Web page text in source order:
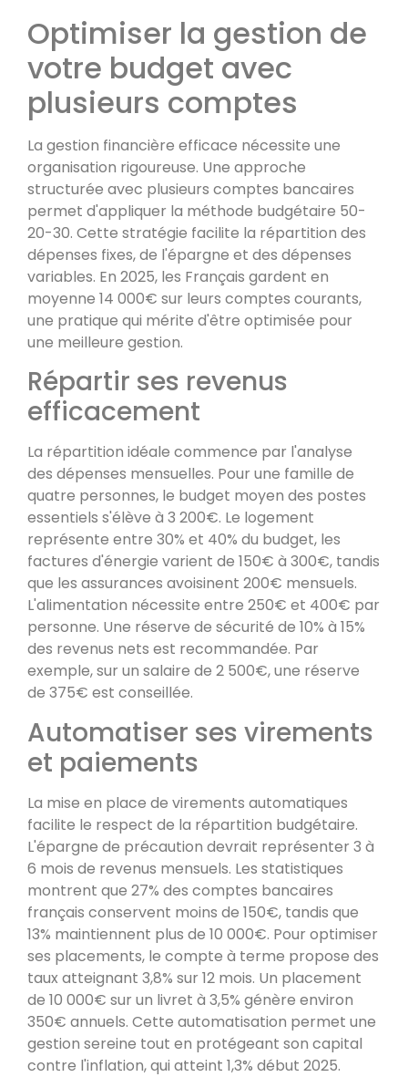
Optimiser la gestion de
votre budget avec
plusieurs comptes
La gestion financière efficace nécessite une
organisation rigoureuse. Une approche
structurée avec plusieurs comptes bancaires
permet d'appliquer la méthode budgétaire 50-
20-30. Cette stratégie facilite la répartition des
dépenses fixes, de l'épargne et des dépenses
variables. En 2025, les Français gardent en
moyenne 14 000€ sur leurs comptes courants,
une pratique qui mérite d'être optimisée pour
une meilleure gestion.
Répartir ses revenus
efficacement
La répartition idéale commence par l'analyse
des dépenses mensuelles. Pour une famille de
quatre personnes, le budget moyen des postes
essentiels s'élève à 3 200€. Le logement
représente entre 30% et 40% du budget, les
factures d'énergie varient de 150€ à 300€, tandis
que les assurances avoisinent 200€ mensuels.
L'alimentation nécessite entre 250€ et 400€ par
personne. Une réserve de sécurité de 10% à 15%
des revenus nets est recommandée. Par
exemple, sur un salaire de 2 500€, une réserve
de 375€ est conseillée.
Automatiser ses virements
et paiements
La mise en place de virements automatiques
facilite le respect de la répartition budgétaire.
L'épargne de précaution devrait représenter 3 à
6 mois de revenus mensuels. Les statistiques
montrent que 27% des comptes bancaires
français conservent moins de 150€, tandis que
13% maintiennent plus de 10 000€. Pour optimiser
ses placements, le compte à terme propose des
taux atteignant 3,8% sur 12 mois. Un placement
de 10 000€ sur un livret à 3,5% génère environ
350€ annuels. Cette automatisation permet une
gestion sereine tout en protégeant son capital
contre l'inflation, qui atteint 1,3% début 2025.